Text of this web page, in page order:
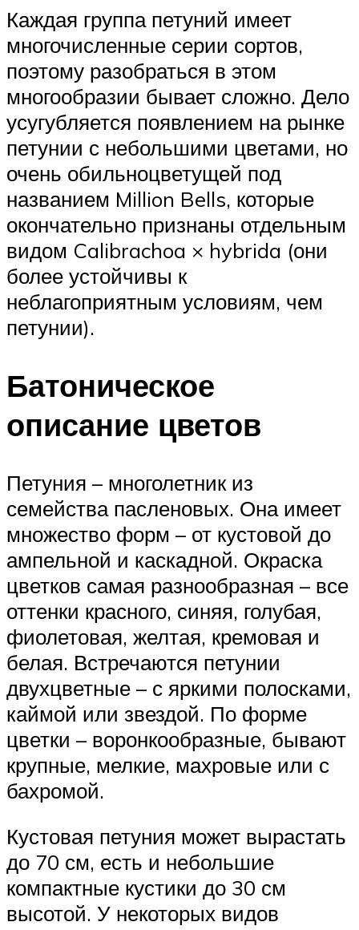
Каждая группа петуний имеет
многочисленные серии сортов,
поэтому разобраться в этом
многообразии бывает сложно. Дело
усугубляется появлением на рынке
петунии с небольшими цветами, но
очень обильноцветущей под
названием Million Bells, которые
окончательно признаны отдельным
видом Calibrachoa × hybrida (они
более устойчивы к
неблагоприятным условиям, чем
петунии).
Батоническое
описание цветов
Петуния – многолетник из
семейства пасленовых. Она имеет
множество форм – от кустовой до
ампельной и каскадной. Окраска
цветков самая разнообразная – все
оттенки красного, синяя, голубая,
фиолетовая, желтая, кремовая и
белая. Встречаются петунии
двухцветные – с яркими полосками,
каймой или звездой. По форме
цветки – воронкообразные, бывают
крупные, мелкие, махровые или с
бахромой.
Кустовая петуния может вырастать
до 70 см, есть и небольшие
компактные кустики до 30 см
высотой. У некоторых видов